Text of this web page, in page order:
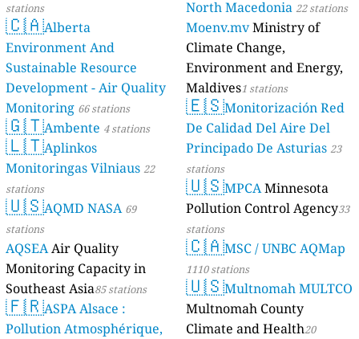
stations
🇨🇦Alberta
Environment And
Sustainable Resource
Development - Air Quality
Monitoring 66 stations
🇬🇹Ambente 4 stations
🇱🇹Aplinkos
Monitoringas Vilniaus 22
stations
🇺🇸AQMD NASA 69
stations
AQSEAAir Quality
Monitoring Capacity in
Southeast Asia85 stations
🇫🇷ASPA Alsace :
Pollution Atmosphérique,
North Macedonia 22 stations
Moenv.mvMinistry of
Climate Change,
Environment and Energy,
Maldives1 stations
🇪🇸Monitorización Red
De Calidad Del Aire Del
Principado De Asturias 23
stations
🇺🇸MPCAMinnesota
Pollution Control Agency33
stations
🇨🇦MSC / UNBC AQMap
1110 stations
🇺🇸Multnomah MULTCO
Multnomah County
Climate and Health20